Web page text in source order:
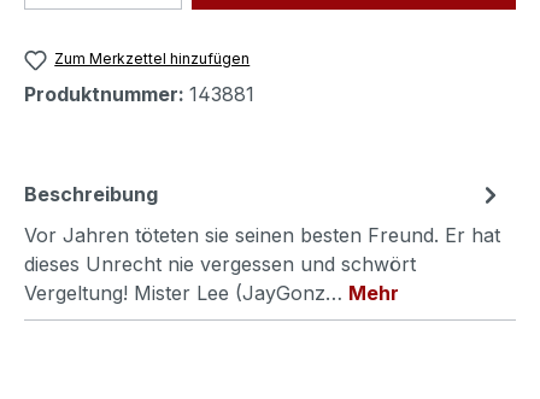
Zum Merkzettel hinzufügen
Produktnummer: 143881
Beschreibung
Vor Jahren töteten sie seinen besten Freund. Er hat
dieses Unrecht nie vergessen und schwört
Vergeltung! Mister Lee (JayGonz… Mehr